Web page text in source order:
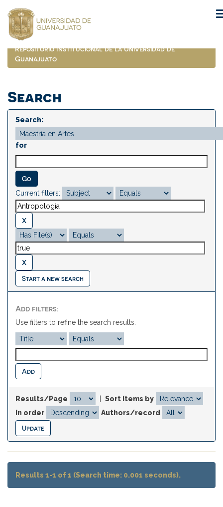
navigation
Repositorio Institucional de la Universidad de
Guanajuato
Search
Search:
for
Current filters:
Start a new search
Add filters:
Use filters to refine the search results.
Results/Page
Sort items by
In order
Authors/record
Results 1-1 of 1 (Search time: 0.001 seconds).